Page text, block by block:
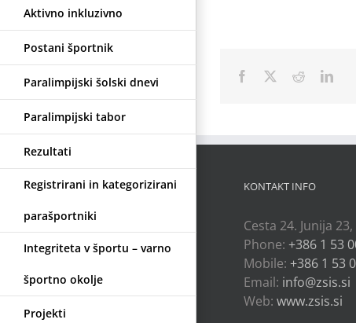
Aktivno inkluzivno
Postani športnik
Paralimpijski šolski dnevi
Paralimpijski tabor
Rezultati
Registrirani in kategorizirani
parašportniki
Integriteta v športu – varno
športno okolje
Projekti
Facebook Reddit
KONTAKT INFO
Cesta 24. Junija
Phone: +386 1 53
Mobile: +386 1 53
Email: info@zsis.si
Web: www.zsis.si